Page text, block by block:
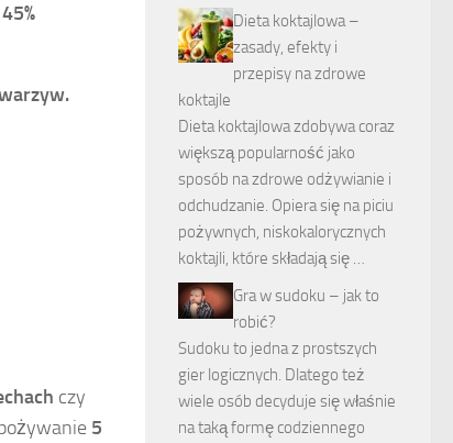
czy
5
Dieta koktajlowa –
zasady, efekty i
przepisy na zdrowe
koktajle
Dieta koktajlowa zdobywa coraz
większą popularność jako
sposób na zdrowe odżywianie i
odchudzanie. Opiera się na piciu
pożywnych, niskokalorycznych
koktajli, które składają się …
Gra w sudoku – jak to
robić?
Sudoku to jedna z prostszych
gier logicznych. Dlatego też
wiele osób decyduje się właśnie
na taką formę codziennego